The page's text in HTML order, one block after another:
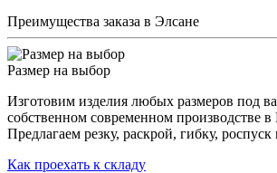
Преимущества заказа в Элсане
Размер на выбор
Изготовим изделия любых размеров под
собственном современном производстве в
Предлагаем резку, раскрой, гибку, роспуск
Как проехать к складу